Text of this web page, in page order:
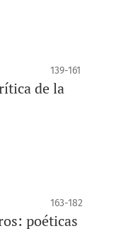
139-161
de la
163-182
poéticas